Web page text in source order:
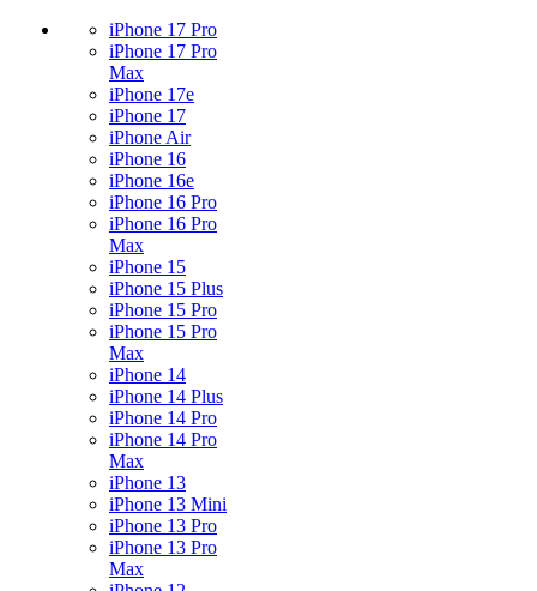
iPhone 17 Pro
iPhone 17 Pro
Max
iPhone 17e
iPhone 17
iPhone Air
iPhone 16
iPhone 16e
iPhone 16 Pro
iPhone 16 Pro
Max
iPhone 15
iPhone 15 Plus
iPhone 15 Pro
iPhone 15 Pro
Max
iPhone 14
iPhone 14 Plus
iPhone 14 Pro
iPhone 14 Pro
Max
iPhone 13
iPhone 13 Mini
iPhone 13 Pro
iPhone 13 Pro
Max